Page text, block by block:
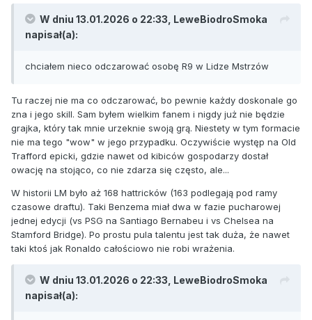
W dniu 13.01.2026 o 22:33, LeweBiodroSmoka
napisał(a):
chciałem nieco odczarować osobę R9 w Lidze Mstrzów
Tu raczej nie ma co odczarować, bo pewnie każdy doskonale go
zna i jego skill. Sam byłem wielkim fanem i nigdy już nie będzie
grajka, który tak mnie urzeknie swoją grą. Niestety w tym formacie
nie ma tego "wow" w jego przypadku. Oczywiście występ na Old
Trafford epicki, gdzie nawet od kibiców gospodarzy dostał
owację na stojąco, co nie zdarza się często, ale...
W historii LM było aż 168 hattricków (163 podlegają pod ramy
czasowe draftu). Taki Benzema miał dwa w fazie pucharowej
jednej edycji (vs PSG na Santiago Bernabeu i vs Chelsea na
Stamford Bridge). Po prostu pula talentu jest tak duża, że nawet
taki ktoś jak Ronaldo całościowo nie robi wrażenia.
W dniu 13.01.2026 o 22:33, LeweBiodroSmoka
napisał(a):